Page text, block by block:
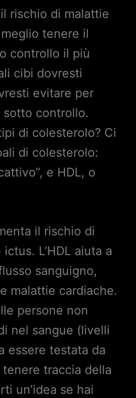
rischio di malattie
tenere il
controllo il più
cibi dovresti
evitare per
controllo.
di colesterolo? Ci
di colesterolo:
e HDL, o
il rischio di
L’HDL aiuta a
sanguigno,
malattie cardiache.
persone non
nel sangue (livelli
essere testata da
traccia della
un’idea se hai